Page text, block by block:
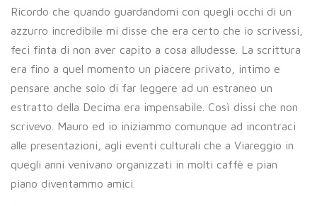
Ricordo che quando guardandomi con quegli occhi di un
azzurro incredibile mi disse che era certo che io scrivessi,
feci finta di non aver capito a cosa alludesse. La scrittura
era fino a quel momento un piacere privato, intimo e
pensare anche solo di far leggere ad un estraneo un
estratto della Decima era impensabile. Così dissi che non
scrivevo. Mauro ed io iniziammo comunque ad incontraci
alle presentazioni, agli eventi culturali che a Viareggio in
quegli anni venivano organizzati in molti caffè e pian
piano diventammo amici.